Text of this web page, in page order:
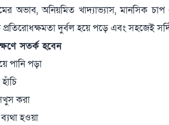
অভাব, অনিয়মিত খাদ্যাভ্যাস, মানসিক
প্রতিরোধক্ষমতা দুর্বল হয়ে পড়ে এবং সহজেই
সতর্ক হবেন
পানি পড়া
করা
হওয়া